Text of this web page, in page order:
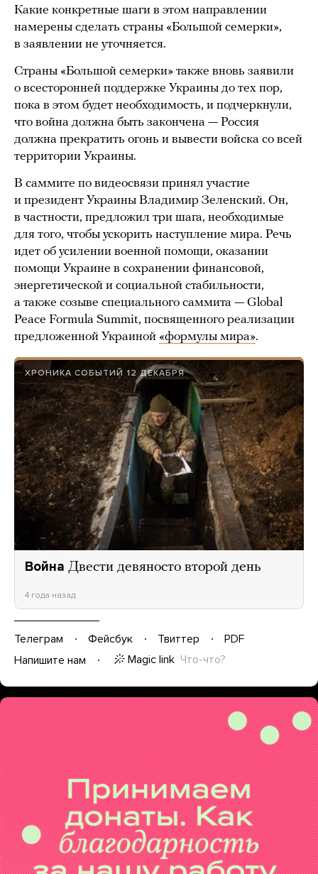
Какие конкретные шаги в этом направлении
намерены сделать страны «Большой семерки»,
в заявлении не уточняется.
Страны «Большой семерки» также вновь заявили
о всесторонней поддержке Украины до тех пор,
пока в этом будет необходимость, и подчеркнули,
что война должна быть закончена — Россия
должна прекратить огонь и вывести войска со всей
территории Украины.
В саммите по видеосвязи принял участие
и президент Украины Владимир Зеленский. Он,
в частности, предложил три шага, необходимые
для того, чтобы ускорить наступление мира. Речь
идет об усилении военной помощи, оказании
помощи Украине в сохранении финансовой,
энергетической и социальной стабильности,
а также созыве специального саммита — Global
Peace Formula Summit, посвященного реализации
предложенной Украиной «формулы мира».
ХРОНИКА СОБЫТИЙ 12 ДЕКАБРЯ
Война Двести девяносто второй день
4 года назад
Телеграм Фейсбук Твиттер
PDF
Напишите нам
Magic link Что-что?